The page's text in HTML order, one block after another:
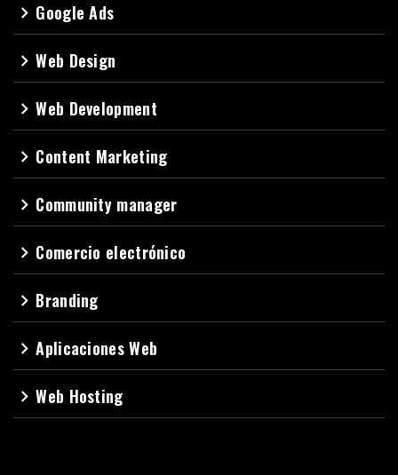
navigate_next Google Ads
navigate_nextWeb Design
navigate_nextWeb Development
navigate_next Content Marketing
navigate_next Community manager
navigate_next Comercio electrónico
navigate_next Branding
navigate_nextAplicaciones Web
navigate_nextWeb Hosting